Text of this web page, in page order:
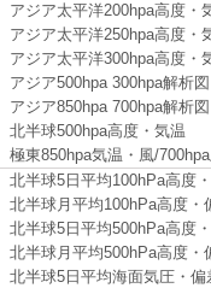
アジア太平洋200hpa高度・
アジア太平洋250hpa高度・
アジア太平洋300hpa高度・
アジア500hpa 300hpa解析図
アジア850hpa 700hpa解析図
北半球500hpa高度・気温
極東850hpa気温・風/
北半球5日平均100hPa高度
北半球月平均100hPa高度・
北半球5日平均500hPa高度
北半球月平均500hPa高度・
北半球5日平均海面気圧・偏